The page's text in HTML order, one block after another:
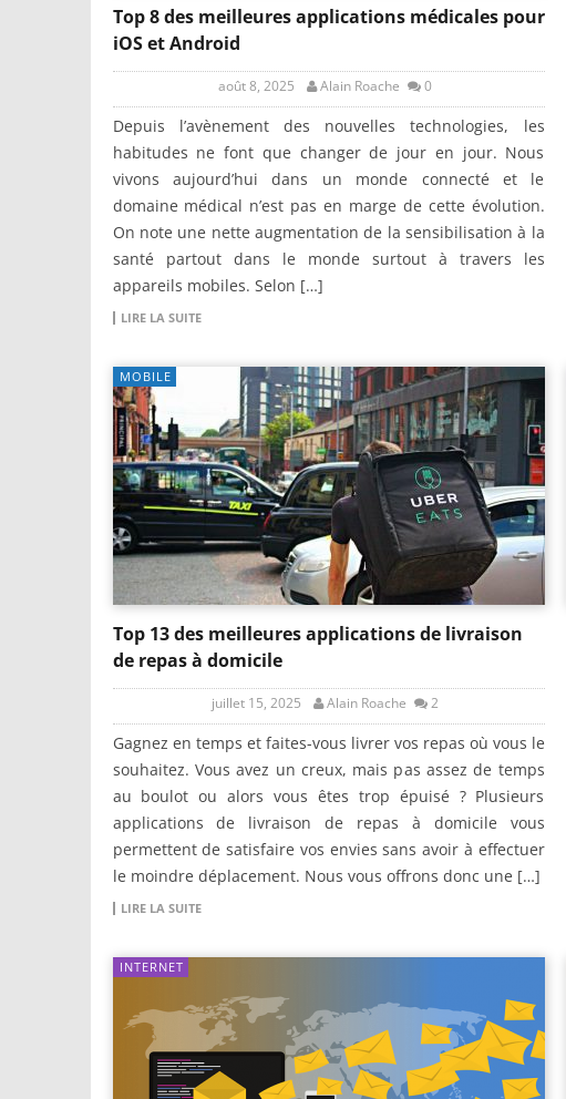
Top 8 des meilleures applications médicales pour
iOS et Android
août 8, 2025 Alain Roache 0
Depuis l’avènement des nouvelles technologies, les
habitudes ne font que changer de jour en jour. Nous
vivons aujourd’hui dans un monde connecté et le
domaine médical n’est pas en marge de cette évolution.
On note une nette augmentation de la sensibilisation à la
santé partout dans le monde surtout à travers les
appareils mobiles. Selon […]
LIRE LA SUITE
MOBILE
Top 13 des meilleures applications de livraison
de repas à domicile
juillet 15, 2025 Alain Roache 2
Gagnez en temps et faites-vous livrer vos repas où vous le
souhaitez. Vous avez un creux, mais pas assez de temps
au boulot ou alors vous êtes trop épuisé ? Plusieurs
applications de livraison de repas à domicile vous
permettent de satisfaire vos envies sans avoir à effectuer
le moindre déplacement. Nous vous offrons donc une […]
LIRE LA SUITE
INTERNET